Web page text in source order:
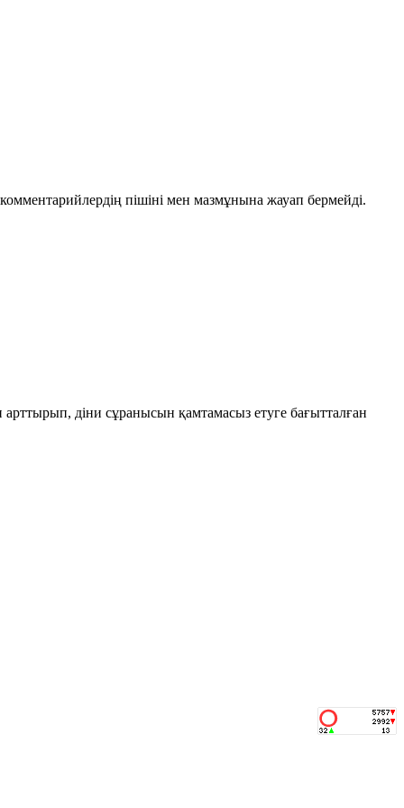
пішіні мен мазмұнына жауап бермейді.
діни сұранысын қамтамасыз етуге бағытталған